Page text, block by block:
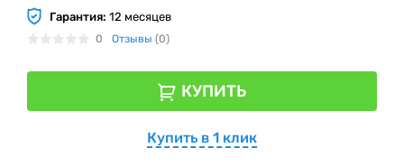
Гарантия: 12 месяцев
0 Отзывы (0)
КУПИТЬ
Купить в 1 клик